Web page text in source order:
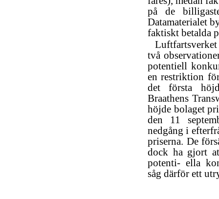
på de
Datamaterialet
faktiskt betalda
två
potentiell
en restriktion
det första
Braathens
höjde bolaget
den 11
nedgång i
priserna. De
dock ha gjort
potenti- ella
såg därför ett